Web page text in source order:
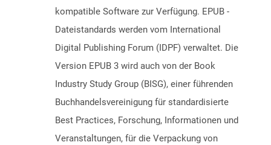
kompatible Software zur Verfügung. EPUB -
Dateistandards werden vom International
Digital Publishing Forum (IDPF) verwaltet. Die
Version EPUB 3 wird auch von der Book
Industry Study Group (BISG), einer führenden
Buchhandelsvereinigung für standardisierte
Best Practices, Forschung, Informationen und
Veranstaltungen, für die Verpackung von